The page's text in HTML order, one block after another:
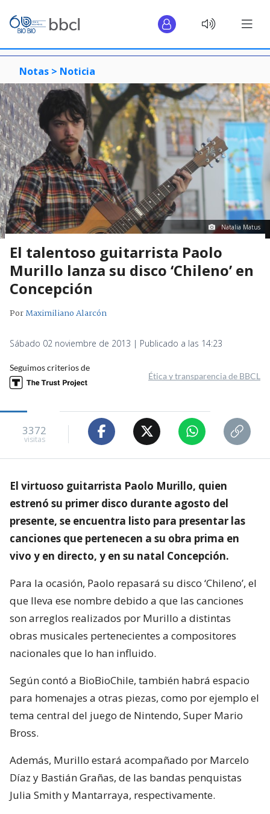
Notas > Noticia
Natalia Matus
El talentoso guitarrista Paolo
Murillo lanza su disco ‘Chileno’ en
Concepción
PorMaximiliano Alarcón
Sábado 02 noviembre de 2013 | Publicado a las 14:23
Seguimos criterios de
Ética y transparencia de BBCL
3372
visitas
El virtuoso guitarrista Paolo Murillo, quien
estrenó su primer disco durante agosto del
presente, se encuentra listo para presentar las
canciones que pertenecen a su obra prima en
vivo y en directo, y en su natal Concepción.
Para la ocasión, Paolo repasará su disco ‘Chileno’, el
que lleva ese nombre debido a que las canciones
son arreglos realizados por Murillo a distintas
obras musicales pertenecientes a compositores
nacionales que lo han influido.
Según contó a BioBioChile, también habrá espacio
para homenajes a otras piezas, como por ejemplo el
tema central del juego de Nintendo, Super Mario
Bross.
Además, Murillo estará acompañado por Marcelo
Díaz y Bastián Grañas, de las bandas penquistas
Julia Smith y Mantarraya, respectivamente.